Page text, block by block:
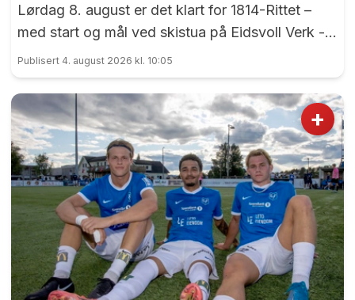
Lørdag 8. august er det klart for 1814-Rittet –
med start og mål ved skistua på Eidsvoll Verk -
et ritt som har sine røtter tilbake til 1998.
Publisert 4. august 2026 kl. 10:05
+